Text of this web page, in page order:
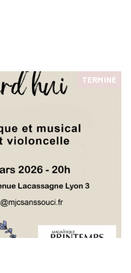
TERMINÉ